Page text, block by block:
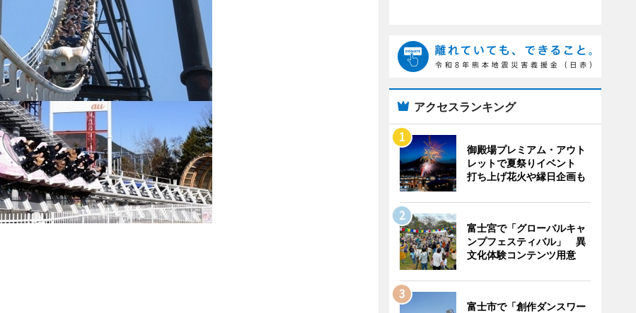
アクセスランキング
御殿場プレミアム・アウト
レットで夏祭りイベント
打ち上げ花火や縁日企画も
富士宮で「グローバルキャ
ンプフェスティバル」 異
文化体験コンテンツ用意
富士市で「創作ダンスワー